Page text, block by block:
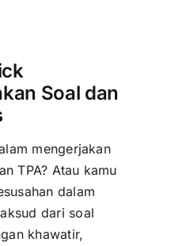
Soal dan
mengerjakan
TPA? Atau kamu
dalam
dari soal
khawatir,